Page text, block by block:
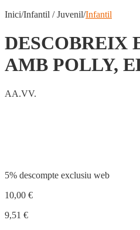
Inici/Infantil / Juvenil/Infantil
DESCOBREIX
AMB POLLY,
AA.VV.
5% descompte exclusiu web
10,00 €
9,51 €